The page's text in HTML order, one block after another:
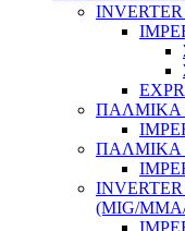
Μέσα Ατομικής
ΠΑΛΜΙΚΑ
ΠΑΛΜΙΚΑ
(MIG/